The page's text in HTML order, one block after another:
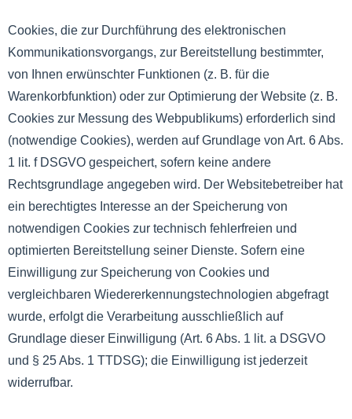
Cookies, die zur Durchführung des elektronischen
Kommunikationsvorgangs, zur Bereitstellung bestimmter,
von Ihnen erwünschter Funktionen (z. B. für die
Warenkorbfunktion) oder zur Optimierung der Website (z. B.
Cookies zur Messung des Webpublikums) erforderlich sind
(notwendige Cookies), werden auf Grundlage von Art. 6 Abs.
1 lit. f DSGVO gespeichert, sofern keine andere
Rechtsgrundlage angegeben wird. Der Websitebetreiber hat
ein berechtigtes Interesse an der Speicherung von
notwendigen Cookies zur technisch fehlerfreien und
optimierten Bereitstellung seiner Dienste. Sofern eine
Einwilligung zur Speicherung von Cookies und
vergleichbaren Wiedererkennungstechnologien abgefragt
wurde, erfolgt die Verarbeitung ausschließlich auf
Grundlage dieser Einwilligung (Art. 6 Abs. 1 lit. a DSGVO
und § 25 Abs. 1 TTDSG); die Einwilligung ist jederzeit
widerrufbar.